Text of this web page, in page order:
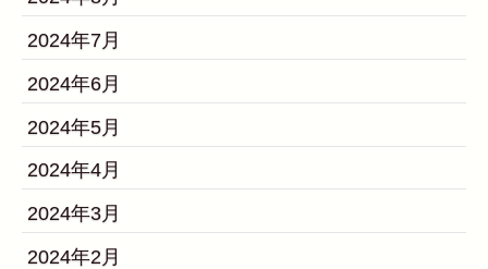
2024年7月
2024年6月
2024年5月
2024年4月
2024年3月
2024年2月